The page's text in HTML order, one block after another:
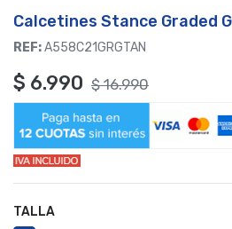
Calcetines Stance Graded
REF:A558C21GRGTAN
$ 6.990 $16.990
TALLA